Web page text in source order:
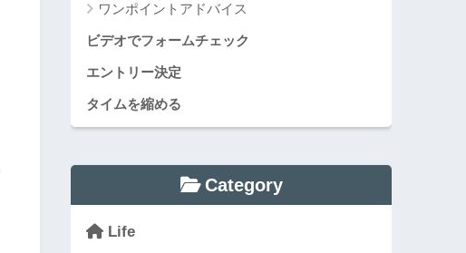
ワンポイントアドバイス
ビデオでフォームチェック
エントリー決定
タイムを縮める
Category
Life